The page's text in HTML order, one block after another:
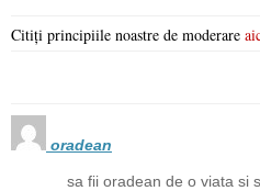
Citiți principiile noastre de moderare
oradean
sa fii oradean de o viata si